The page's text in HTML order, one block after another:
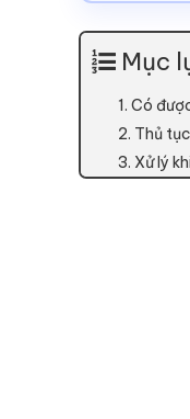
Mục
1. Có
2. Thủ
3. Xử lý